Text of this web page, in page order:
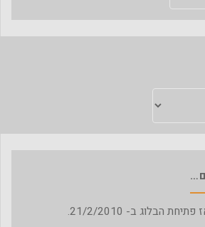
הבלוג ב- 21/2/2010.